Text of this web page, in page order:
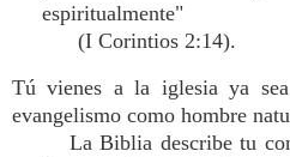
espiritualmente"
(I Corintios 2:14).
Tú vienes a la iglesia ya
evangelismo como hombre
La Biblia describe tu